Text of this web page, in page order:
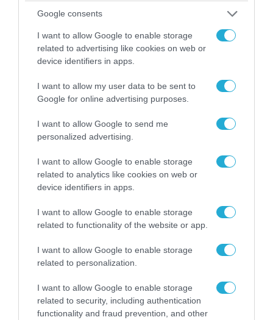
Google consents
I want to allow Google to enable storage
related to advertising like cookies on web or
device identifiers in apps.
I want to allow my user data to be sent to
Google for online advertising purposes.
I want to allow Google to send me
personalized advertising.
I want to allow Google to enable storage
related to analytics like cookies on web or
device identifiers in apps.
I want to allow Google to enable storage
related to functionality of the website or app.
I want to allow Google to enable storage
related to personalization.
I want to allow Google to enable storage
related to security, including authentication
functionality and fraud prevention, and other
«Επιχείρηση ελεύθερα πεζοδρόμια» στην
Αθήνα: Απομακρύνθηκαν παράνομα
αντικείμενα από κοινόχρηστους χώρους